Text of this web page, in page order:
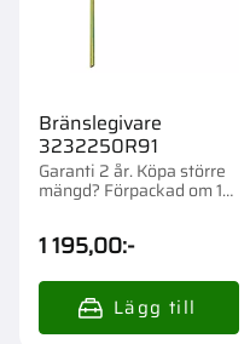
Bränslegivare
3232250R91
Garanti 2 år. Köpa större
mängd? Förpackad om 1
1 195,00:-